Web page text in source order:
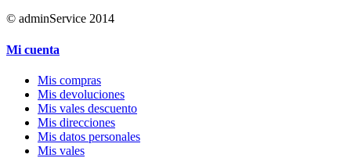
© adminService 2014
Mi cuenta
Mis compras
Mis devoluciones
Mis vales descuento
Mis direcciones
Mis datos personales
Mis vales